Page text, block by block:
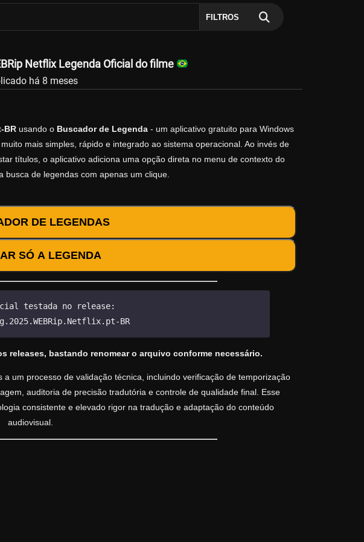
FILTROS
Netflix Legenda Oficial do filme
há 8 meses
BRusando o Buscador de Legenda- um aplicativo gratuito para Windows
mais simples, rápido e integrado ao sistema operacional. Ao invés de
títulos, o aplicativo adiciona uma opção direta no menu de contexto do
busca de legendas com apenas um clique.
DE LEGENDAS
SÓ A LEGENDA
testada no release:
BR
releases, bastando renomear o arquivo conforme necessário.
um processo de validação técnica, incluindo verificação de temporização
auditoria de precisão tradutória e controle de qualidade final. Esse
consistente e elevado rigor na tradução e adaptação do conteúdo
audiovisual.